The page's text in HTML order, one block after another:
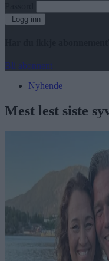
Logg inn
Bli abonnent
Nyhende
Mest lest siste